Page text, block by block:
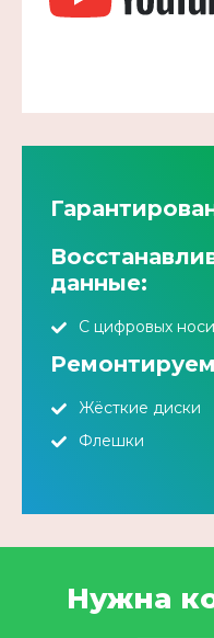
данные:
С цифровых
Жёсткие диски
Флешки
Нужна